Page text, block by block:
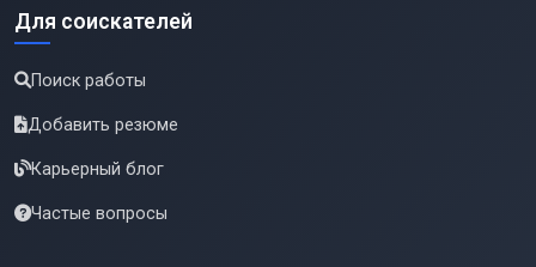
Для соискателей
Поиск работы
Добавить резюме
Карьерный блог
Частые вопросы